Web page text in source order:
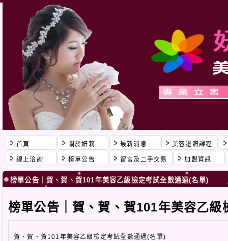
首頁 關於妍莉 最新消息 美容證照課程
線上洽詢 榜單公告 留言及二手交易 加盟資訊
榜單公告｜賀、賀、賀101年美容乙級檢定考試全數通過(名單)
榜單公告｜賀、賀、賀101年美容乙
賀、賀、賀101年美容乙級檢定考試全數通過(名單)